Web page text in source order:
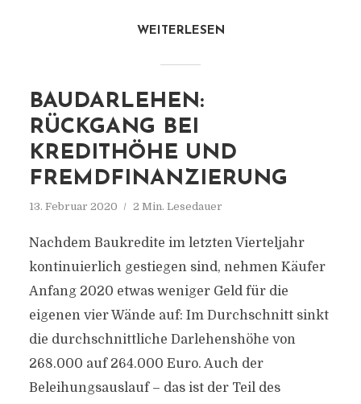
WEITERLESEN
BAUDARLEHEN:
RÜCKGANG BEI
KREDITHÖHE UND
FREMDFINANZIERUNG
13. Februar 2020 2 Min. Lesedauer
Nachdem Baukredite im letzten Vierteljahr
kontinuierlich gestiegen sind, nehmen Käufer
Anfang 2020 etwas weniger Geld für die
eigenen vier Wände auf: Im Durchschnitt sinkt
die durchschnittliche Darlehenshöhe von
268.000 auf 264.000 Euro. Auch der
Beleihungsauslauf – das ist der Teil des